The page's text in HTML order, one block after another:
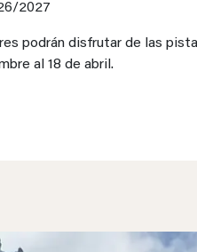
2027
podrán disfrutar de las
al 18 de abril.